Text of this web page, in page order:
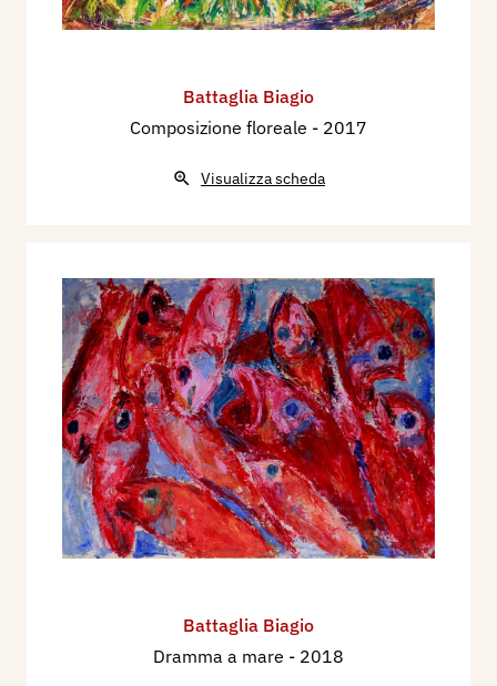
Battaglia Biagio
Composizione floreale - 2017
Visualizza scheda
Battaglia Biagio
Dramma a mare - 2018